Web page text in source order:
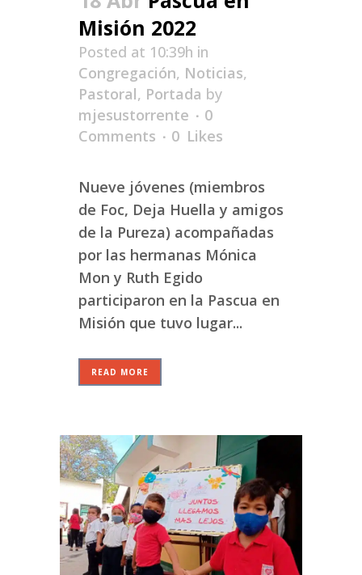
Misión 2022
Posted at 10:39h in
Congregación, Noticias,
Pastoral, Portada by
mjesustorrente
0
Comments
0 Likes
Nueve jóvenes (miembros
de Foc, Deja Huella y amigos
de la Pureza) acompañadas
por las hermanas Mónica
Mon y Ruth Egido
participaron en la Pascua en
Misión que tuvo lugar...
READ MORE